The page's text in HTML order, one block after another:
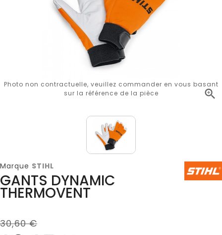

Photo non contractuelle, veuillez commander en vous basant
sur la référence de la pièce
Marque STIHL
GANTS DYNAMIC
THERMOVENT
30,60 €